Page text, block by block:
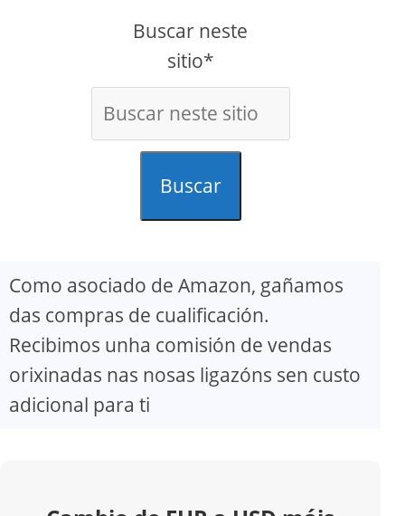
Buscar neste
sitio*
Buscar
Como asociado de Amazon, gañamos
das compras de cualificación.
Recibimos unha comisión de vendas
orixinadas nas nosas ligazóns sen custo
adicional para ti